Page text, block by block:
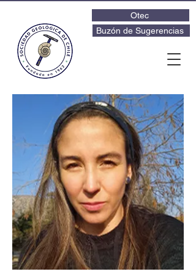
Otec
Buzón de Sugerencias